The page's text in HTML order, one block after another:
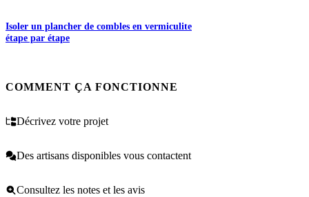
Isoler un plancher de combles en vermiculite
étape par étape
COMMENT ÇA FONCTIONNE
Décrivez votre projet
Des artisans disponibles vous contactent
Consultez les notes et les avis